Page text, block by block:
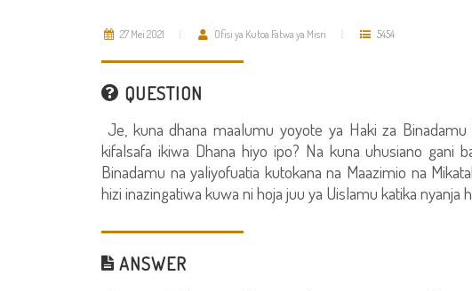
27 Mei 2021 Ofisi ya Kutoa Fatwa ya Misri 5454
QUESTION
Je, kuna dhana maalumu yoyote ya Haki za
kifalsafa ikiwa Dhana hiyo ipo? Na kuna uhusiano gani
Binadamu na yaliyofuatia kutokana na Maazimio na
hizi inazingatiwa kuwa ni hoja juu ya Uislamu katika nyanja
ANSWER